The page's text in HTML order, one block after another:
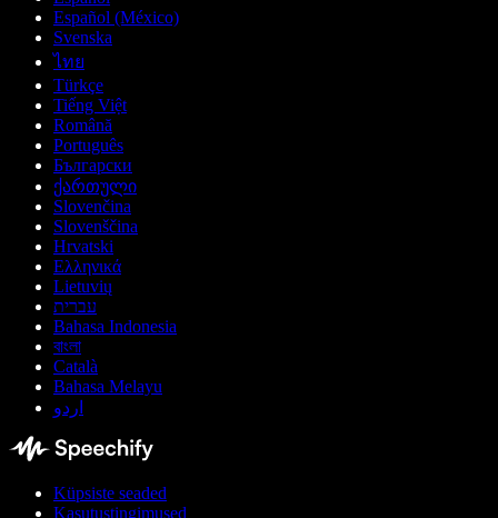
Español (México)
Svenska
ไทย
Türkçe
Tiếng Việt
Română
Português
Български
ქართული
Slovenčina
Slovenščina
Hrvatski
Ελληνικά
Lietuvių
עברית
Bahasa Indonesia
বাংলা
Català
Bahasa Melayu
اردو
Küpsiste seaded
Kasutustingimused